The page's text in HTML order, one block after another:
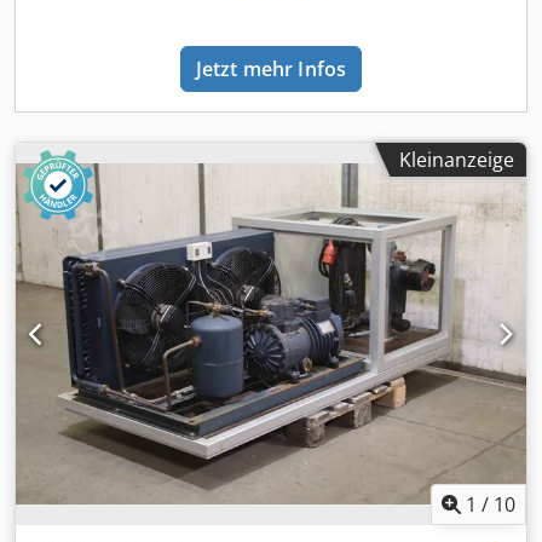
999,- ¤ Erhöhung der Anhängelast auf bis zu 3.500 kg
(fahrzeug- und herstellerabhängig).---- Fahrzeug-
Highlights: 19% MwSt. Ausweisbar Deutsches Fahrzeug
1.Hand Kühlkoffer ThermoKing V300 Max Fahr +
Standkühlung 2-Kammer Kühlung Luftfederung an der
Hinterachse Automatik Getriebe Sonderausstattung:
Audiosystem Audio 15 (Radio mit Farbdisplay),
Außentemperaturanzeige, Batterietrennschalter 1-polig,
Dachbedieneinheit mit Lesespot Fahrer-/Beifahrerseite,
Einstiegsleuchten, Generator 180 A, Klappdeckel für
Ablagefach, Kraftstoff-Filter mit Wasserabscheider,
Lenkrad (Lenksäule mech. verstellbar), Lenkrad mit
Multifunktion inkl. Reiserechner, Motorabtrieb vorn mit
Träger für zusätzlich Kühlmittel Verdichter,
Navigationssystem Becker MAP Pilot, Reserveradhalter
unter Rahmenende inkl. Wagenheber, Sitze im
Fahrerhaus: Beifahrerdoppelsitz, Sitze im Fahrerhaus:
Beifahrerdoppelsitz mit Rückenlehnen umklappbar, Sitze
im Fahrerhaus: Fahrersitz Komfort, Stabilisator hinten
Jetzt mehr Infos
Kleinanzeige
1 / 10